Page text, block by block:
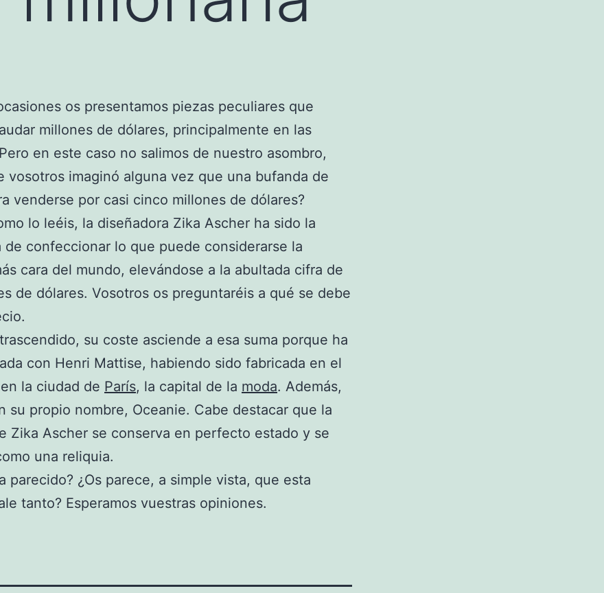
os presentamos piezas peculiares que
millones de dólares, principalmente en las
en este caso no salimos de nuestro asombro,
vosotros imaginó alguna vez que una bufanda de
venderse por casi cinco millones de dólares?
lo leéis, la diseñadora Zika Ascher ha sido la
de confeccionar lo que puede considerarse la
cara del mundo, elevándose a la abultada cifra de
de dólares. Vosotros os preguntaréis a qué se debe
su coste asciende a esa suma porque ha
con Henri Mattise, habiendo sido fabricada en el
la ciudad de París, la capital de la moda. Además,
su propio nombre, Oceanie. Cabe destacar que la
Zika Ascher se conserva en perfecto estado y se
una reliquia.
parecido? ¿Os parece, a simple vista, que esta
tanto? Esperamos vuestras opiniones.